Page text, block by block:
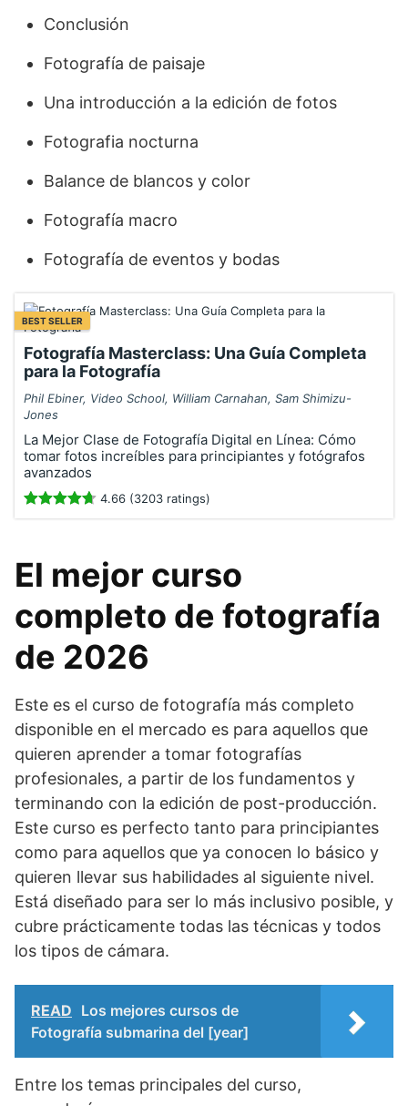
Conclusión
Fotografía de paisaje
Una introducción a la edición de fotos
Fotografia nocturna
Balance de blancos y color
Fotografía macro
Fotografía de eventos y bodas
BEST SELLER
Fotografía Masterclass: Una Guía Completa
para la Fotografía
Phil Ebiner, Video School, William Carnahan, Sam Shimizu-
Jones
La Mejor Clase de Fotografía Digital en Línea: Cómo
tomar fotos increíbles para principiantes y fotógrafos
avanzados
4.66 (3203 ratings)
El mejor curso
completo de fotografía
de 2026
Este es el curso de fotografía más completo
disponible en el mercado es para aquellos que
quieren aprender a tomar fotografías
profesionales, a partir de los fundamentos y
terminando con la edición de post-producción.
Este curso es perfecto tanto para principiantes
como para aquellos que ya conocen lo básico y
quieren llevar sus habilidades al siguiente nivel.
Está diseñado para ser lo más inclusivo posible, y
cubre prácticamente todas las técnicas y todos
los tipos de cámara.
READ Los mejores cursos de
Fotografía submarina del [year]
Entre los temas principales del curso,